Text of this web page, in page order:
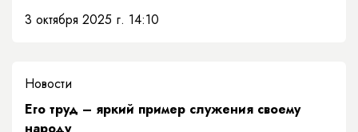
3 октября 2025 г. 14:10
Новости
Его труд – яркий пример служения своему